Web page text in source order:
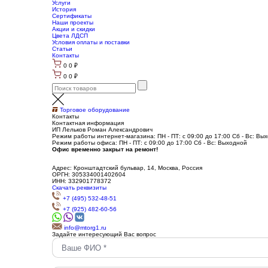
Услуги
История
Сертификаты
Наши проекты
Акции и скидки
Цвета ЛДСП
Условия оплаты и поставки
Статьи
Контакты
0 0 ₽
0 0 ₽
Торговое оборудование
Контакты
Контактная информация
ИП Лельков Роман Александрович
Режим работы интернет-магазина: ПН - ПТ: с 09:00 до 17:00 Сб - Вс:
Режим работы офиса: ПН - ПТ: с 09:00 до 17:00 Сб - Вс: Выходной
Офис временно закрыт на ремонт!
Адрес: Кронштадтский бульвар, 14, Москва, Россия
ОРГН: 305334001402604
ИНН: 332901778372
Скачать реквизиты
+7 (495) 532-48-51
+7 (925) 482-60-56
info@mtorg1.ru
Задайте интересующий Вас вопрос